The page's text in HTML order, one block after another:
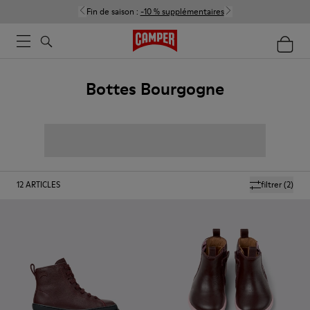
Fin de saison : -10 % supplémentaires
Bottes Bourgogne
filtrer(2)
12ARTICLES